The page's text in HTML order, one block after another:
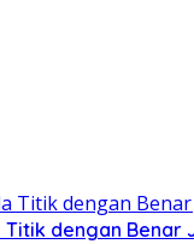
dengan Benar